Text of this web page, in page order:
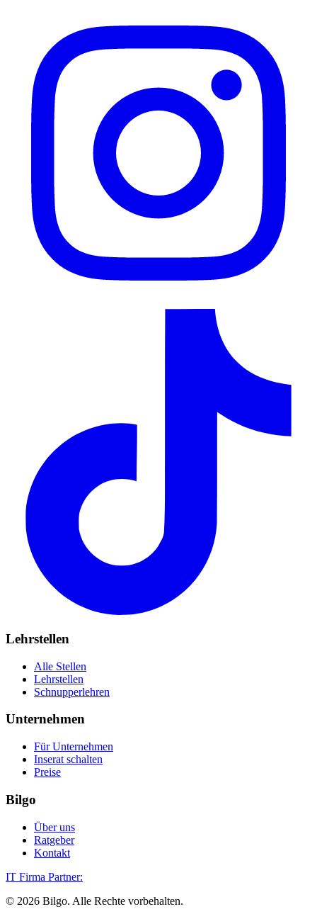
Lehrstellen
Alle Stellen
Lehrstellen
Schnupperlehren
Unternehmen
Für Unternehmen
Inserat schalten
Preise
Bilgo
Über uns
Ratgeber
Kontakt
IT Firma Partner:
© 2026 Bilgo. Alle Rechte vorbehalten.